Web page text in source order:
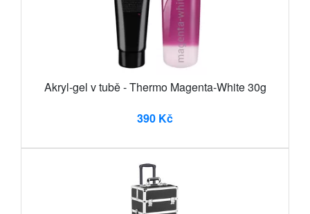
Akryl-gel v tubě - Thermo Magenta-White 30g
390 Kč